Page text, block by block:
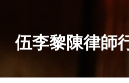
伍李黎陳律師